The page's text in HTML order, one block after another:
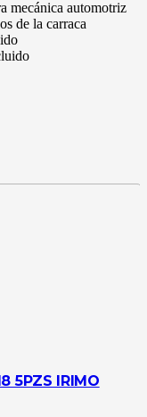
mecánica automotriz
de la carraca
5PZS IRIMO